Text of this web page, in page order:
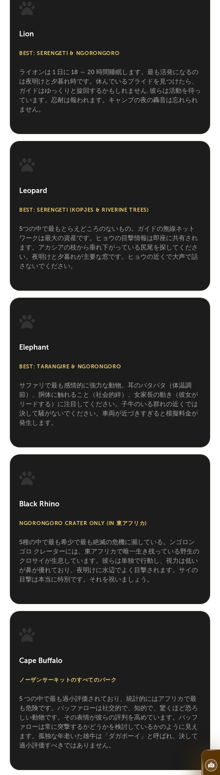
Lion
BEST: SERENGETI & NGORONGORO
ライオンは 1 日に 18 ～ 20 時間睡眠します。最も活発になるの
は夜明けと夕暮れ時です。休んでいるプライドを見つけたら、
ガイドはゆっくりと旋回するかもしれません. 彼らは活動を待っ
ています。忍耐は報われます。キャンプの夜の轟音は忘れられ
ません。
Leopard
BEST: SERENGETI (KOPJES & RIVERINE TREES)
5つの中で最もとらえどころのないもの。ガイドの無線ネット
ワークは最大の資産です。ヒョウの目撃情報は即座に共有され
ます。アカシアの枝から垂れ下がっている尻尾を探してくださ
い。夜明けと夕暮れが主要な窓です。ヒョウの近くで大声で話
さないでください。
Elephant
BEST: TARANGIRE & NGORONGORO
サファリで最も感情的に強力な動物。耳のパタパタ（体温調
節）、胴体に触れること（社会的絆）、女家長の動き（彼女が
リードする）に注目してください。子牛のいる群れの近くでは
決して騒がないでください。車両が近づきすぎると模擬料金が
発生します。
Black Rhino
NGORONGORO CRATER ONLY (IN 東アフリカ)
5種の中で最も希少で最も絶滅の危機に瀕している。ンゴロン
ゴロ クレーターには、東アフリカで唯一生き残っている野生の
クロサイが生息しています。彼らは単独で行動し、視力は低い
が鼻が優れており、夜明けに水辺でよく目撃されます。サイの
目撃は本当に特別です。それを祝いましょう。
Cape Buffalo
ノーザンサーキットのすべてのパーク
5 つの中で最も過小評価されており、統計的にはアフリカで最
も危険です。バッファローは社交的で、知的で、驚くほど恐ろ
しい動物です。その表情が彼らの評判を高めています。バッフ
ァローは常に突撃するかどうかを検討しているかのように見え
ます。孤独な年老いた雄牛は「ダガボーイ」と呼ばれ、決して
過小評価すべきではありません。